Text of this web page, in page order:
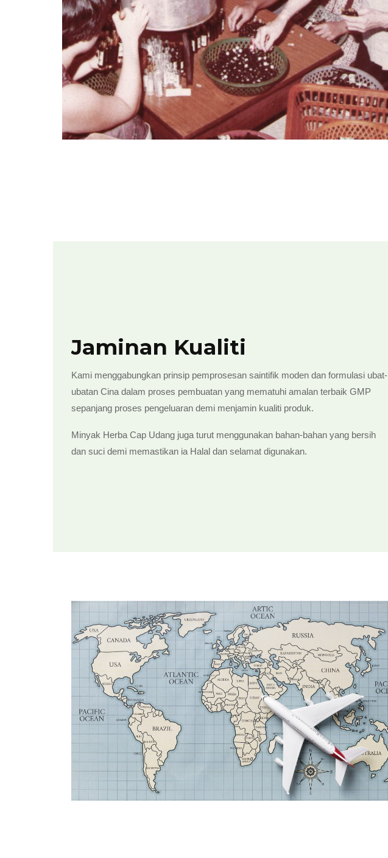
Jaminan Kualiti
Kami menggabungkan prinsip pemprosesan saintifik moden dan formulasi ubat-
ubatan Cina dalam proses pembuatan yang mematuhi amalan terbaik GMP
sepanjang proses pengeluaran demi menjamin kualiti produk.
Minyak Herba Cap Udang juga turut menggunakan bahan-bahan yang bersih
dan suci demi memastikan ia Halal dan selamat digunakan.